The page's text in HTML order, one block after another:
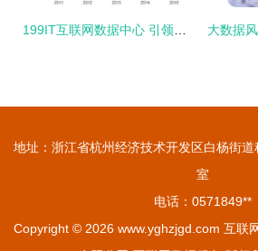
地址：浙江省杭州经济技术开发区白杨街
室
电话：0571849**
Copyright © 2026 www.yghzjgd.com 互联